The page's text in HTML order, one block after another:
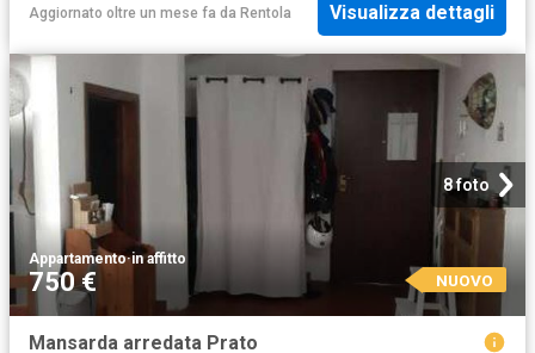
Aggiornato oltre un mese fa da Rentola Visualizza dettagli
8 foto
Appartamento·in affitto
750 € NUOVO
Mansarda arredata Prato